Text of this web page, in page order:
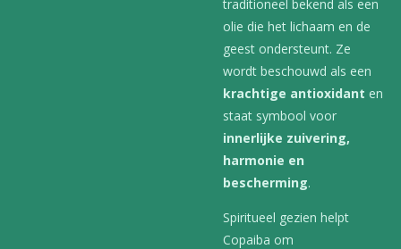
traditioneel bekend als een
olie die het lichaam en de
geest ondersteunt. Ze
wordt beschouwd als een
krachtige antioxidant en
staat symbool voor
innerlijke zuivering,
harmonie en
bescherming.
Spiritueel gezien helpt
Copaiba om